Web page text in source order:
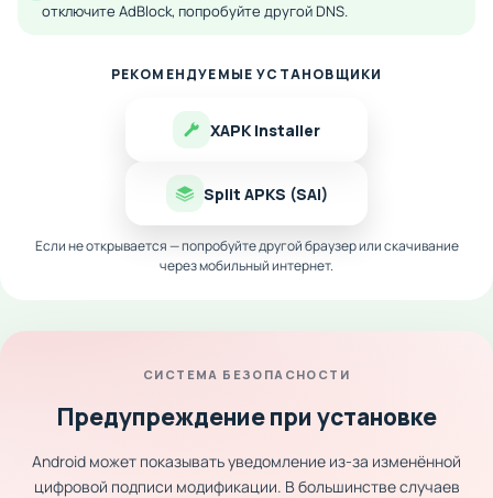
отключите AdBlock, попробуйте другой DNS.
РЕКОМЕНДУЕМЫЕ УСТАНОВЩИКИ
XAPK Installer
Split APKS (SAI)
Если не открывается — попробуйте другой браузер или скачивание
через мобильный интернет.
СИСТЕМА БЕЗОПАСНОСТИ
Предупреждение при установке
Android может показывать уведомление из-за изменённой
цифровой подписи модификации. В большинстве случаев